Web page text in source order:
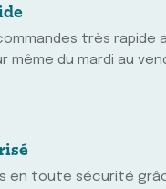
très rapide
même du mardi au
en toute sécurité